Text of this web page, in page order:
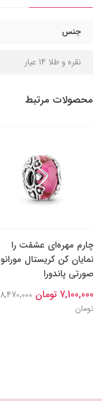
جنس
نقره و طلا 14 عیار
محصولات مرتبط
چارم مهره‌ای عشقت را
نمایان کن کریستال مورانو
صورتی پاندورا
7,100,000 تومان
8,470,000
تومان